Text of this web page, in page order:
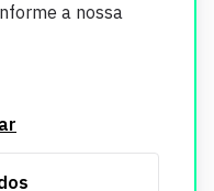
a nossa
nosso site são
de
Privacidade.